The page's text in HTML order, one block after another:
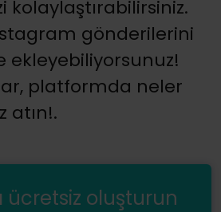
kolaylaştırabilirsiniz.
gönderilerini
ekleyebiliyorsunuz!
platformda neler
atın!.
ücretsiz oluşturun